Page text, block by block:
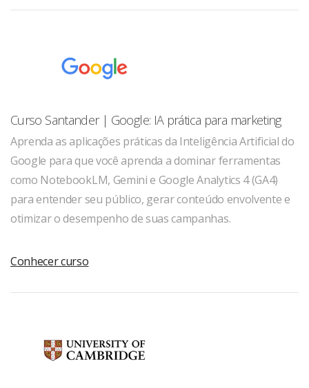
Curso Santander | Google: IA prática para marketing
Aprenda as aplicações práticas da Inteligência Artificial do
Google para que você aprenda a dominar ferramentas
como NotebookLM, Gemini e Google Analytics 4 (GA4)
para entender seu público, gerar conteúdo envolvente e
otimizar o desempenho de suas campanhas.
Conhecer curso